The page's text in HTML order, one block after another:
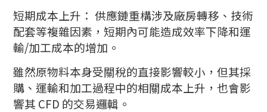
短期成本上升： 供應鏈重構涉及廠房轉移、技術
配套等複雜因素，短期內可能造成效率下降和運
輸/加工成本的增加。
雖然原物料本身受關稅的直接影響較小，但其採
購、運輸和加工過程中的相關成本上升，也會影
響其 CFD 的交易邏輯。